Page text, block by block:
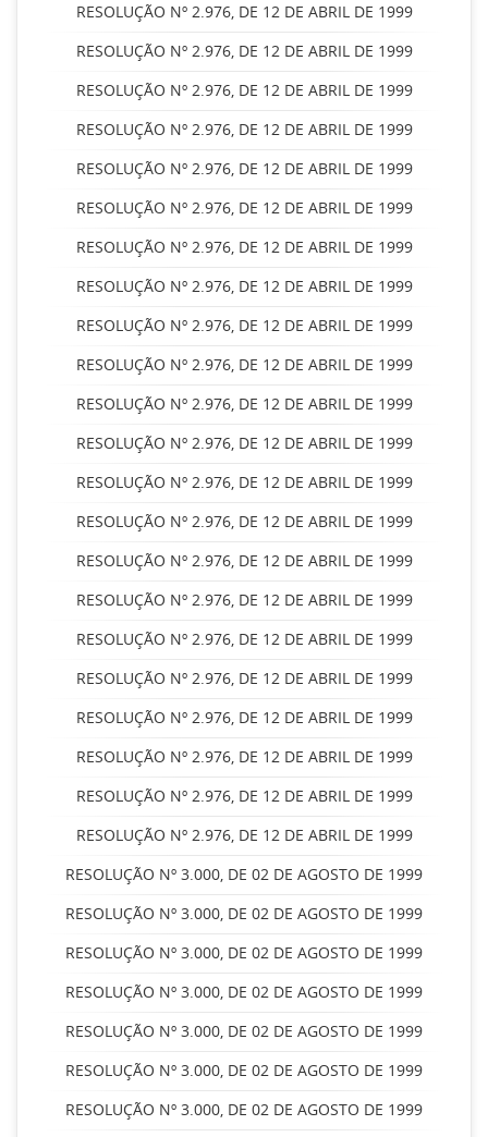
RESOLUÇÃO Nº 2.976, DE 12 DE ABRIL DE 1999
RESOLUÇÃO Nº 2.976, DE 12 DE ABRIL DE 1999
RESOLUÇÃO Nº 2.976, DE 12 DE ABRIL DE 1999
RESOLUÇÃO Nº 2.976, DE 12 DE ABRIL DE 1999
RESOLUÇÃO Nº 2.976, DE 12 DE ABRIL DE 1999
RESOLUÇÃO Nº 2.976, DE 12 DE ABRIL DE 1999
RESOLUÇÃO Nº 2.976, DE 12 DE ABRIL DE 1999
RESOLUÇÃO Nº 2.976, DE 12 DE ABRIL DE 1999
RESOLUÇÃO Nº 2.976, DE 12 DE ABRIL DE 1999
RESOLUÇÃO Nº 2.976, DE 12 DE ABRIL DE 1999
RESOLUÇÃO Nº 2.976, DE 12 DE ABRIL DE 1999
RESOLUÇÃO Nº 2.976, DE 12 DE ABRIL DE 1999
RESOLUÇÃO Nº 2.976, DE 12 DE ABRIL DE 1999
RESOLUÇÃO Nº 2.976, DE 12 DE ABRIL DE 1999
RESOLUÇÃO Nº 2.976, DE 12 DE ABRIL DE 1999
RESOLUÇÃO Nº 2.976, DE 12 DE ABRIL DE 1999
RESOLUÇÃO Nº 2.976, DE 12 DE ABRIL DE 1999
RESOLUÇÃO Nº 2.976, DE 12 DE ABRIL DE 1999
RESOLUÇÃO Nº 2.976, DE 12 DE ABRIL DE 1999
RESOLUÇÃO Nº 2.976, DE 12 DE ABRIL DE 1999
RESOLUÇÃO Nº 2.976, DE 12 DE ABRIL DE 1999
RESOLUÇÃO Nº 2.976, DE 12 DE ABRIL DE 1999
RESOLUÇÃO Nº 3.000, DE 02 DE AGOSTO DE 1999
RESOLUÇÃO Nº 3.000, DE 02 DE AGOSTO DE 1999
RESOLUÇÃO Nº 3.000, DE 02 DE AGOSTO DE 1999
RESOLUÇÃO Nº 3.000, DE 02 DE AGOSTO DE 1999
RESOLUÇÃO Nº 3.000, DE 02 DE AGOSTO DE 1999
RESOLUÇÃO Nº 3.000, DE 02 DE AGOSTO DE 1999
RESOLUÇÃO Nº 3.000, DE 02 DE AGOSTO DE 1999